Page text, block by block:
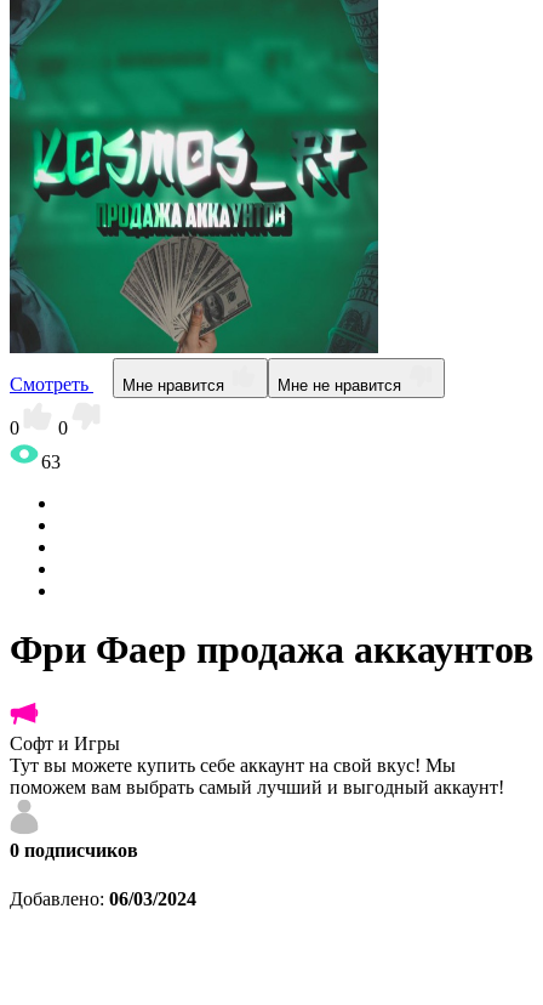
Смотреть Мне нравится Мне не нравится
0
0
63
Фри Фаер продажа аккаунтов
Софт и Игры
Тут вы можете купить себе аккаунт на свой вкус! Мы
поможем вам выбрать самый лучший и выгодный аккаунт!
0 подписчиков
Добавлено: 06/03/2024